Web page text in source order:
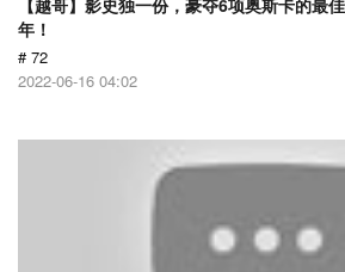
【越哥】影史独一份，豪夺6项奥斯卡的最
年！
# 72
2022-06-16 04:02